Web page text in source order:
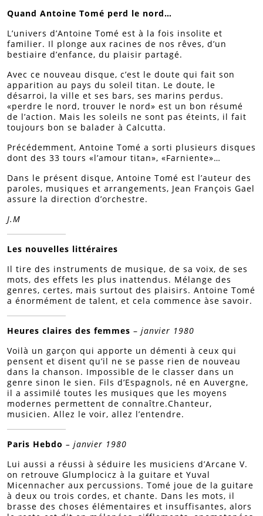
Quand Antoine Tomé perd le nord…
L’univers d’Antoine Tomé est à la fois insolite et
familier. Il plonge aux racines de nos rêves, d’un
bestiaire d’enfance, du plaisir partagé.
Avec ce nouveau disque, c’est le doute qui fait son
apparition au pays du soleil titan. Le doute, le
désarroi, la ville et ses bars, ses marins perdus.
«perdre le nord, trouver le nord» est un bon résumé
de l’action. Mais les soleils ne sont pas éteints, il fait
toujours bon se balader à Calcutta.
Précédemment, Antoine Tomé a sorti plusieurs disques
dont des 33 tours «l’amour titan», «Farniente»…
Dans le présent disque, Antoine Tomé est l’auteur des
paroles, musiques et arrangements, Jean François Gael
assure la direction d’orchestre.
J.M
Les nouvelles littéraires
Il tire des instruments de musique, de sa voix, de ses
mots, des effets les plus inattendus. Mélange des
genres, certes, mais surtout des plaisirs. Antoine Tomé
a énormément de talent, et cela commence àse savoir.
Heures claires des femmes – janvier 1980
Voilà un garçon qui apporte un démenti à ceux qui
pensent et disent qu’il ne se passe rien de nouveau
dans la chanson. Impossible de le classer dans un
genre sinon le sien. Fils d’Espagnols, né en Auvergne,
il a assimilé toutes les musiques que les moyens
modernes permettent de connaître.Chanteur,
musicien. Allez le voir, allez l’entendre.
Paris Hebdo – janvier 1980
Lui aussi a réussi à séduire les musiciens d’Arcane V.
on retrouve Glumplocicz à la guitare et Yuval
Micennacher aux percussions. Tomé joue de la guitare
à deux ou trois cordes, et chante. Dans les mots, il
brasse des choses élémentaires et insuffisantes, alors